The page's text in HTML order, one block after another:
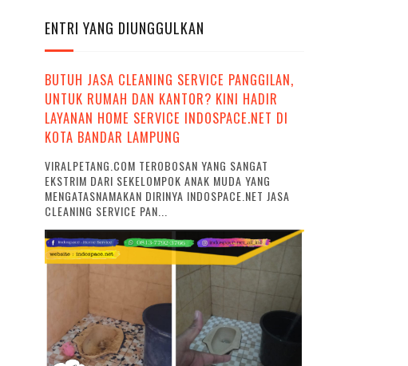
ENTRI YANG DIUNGGULKAN
BUTUH JASA CLEANING SERVICE PANGGILAN,
UNTUK RUMAH DAN KANTOR? KINI HADIR
LAYANAN HOME SERVICE INDOSPACE.NET DI
KOTA BANDAR LAMPUNG
VIRALPETANG.COM TEROBOSAN YANG SANGAT
EKSTRIM DARI SEKELOMPOK ANAK MUDA YANG
MENGATASNAMAKAN DIRINYA INDOSPACE.NET JASA
CLEANING SERVICE PAN...